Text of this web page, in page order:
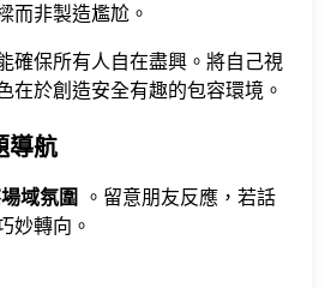
而非製造尷尬。
確保所有人自在盡興。將自己視
在於創造安全有趣的包容環境。
導航
域氛圍 。留意朋友反應，若話
妙轉向。